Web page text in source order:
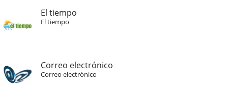
El tiempo
El tiempo
Correo electrónico
Correo electrónico